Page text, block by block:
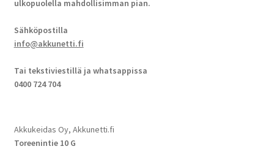
ulkopuolella mahdollisimman pian.
Sähköpostilla
info@akkunetti.fi
Tai tekstiviestillä ja whatsappissa
0400 724 704
Akkukeidas Oy, Akkunetti.fi
Toreenintie 10 G